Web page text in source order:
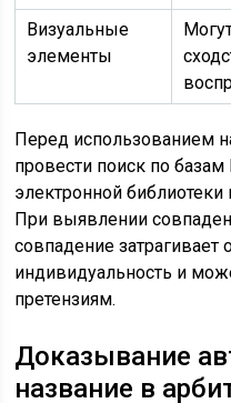
Визуальные
элементы
Перед использованием
провести поиск по
электронной
При выявлении
совпадение затрагивает
индивидуальность и
претензиям.
Доказывание
название в